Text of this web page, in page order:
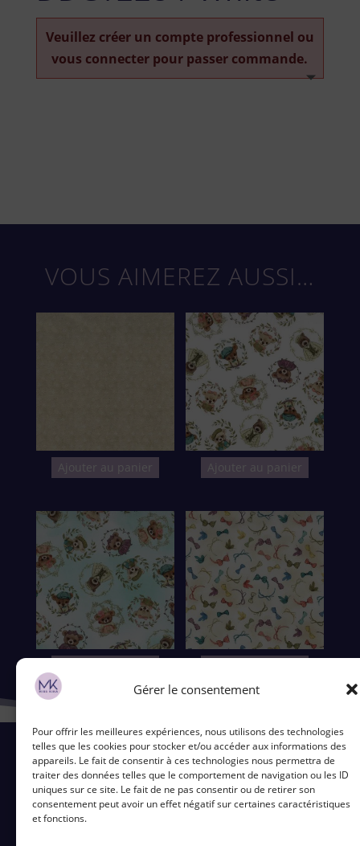
Gérer le consentement
Pour offrir les meilleures expériences, nous utilisons des technologies
telles que les cookies pour stocker et/ou accéder aux informations des
appareils. Le fait de consentir à ces technologies nous permettra de
traiter des données telles que le comportement de navigation ou les ID
uniques sur ce site. Le fait de ne pas consentir ou de retirer son
consentement peut avoir un effet négatif sur certaines caractéristiques
et fonctions.
Veuillez créer un compte professionnel ou
vous connecter pour passer commande.
VOUS AIMEREZ AUSSI…
Ajouter au panier Ajouter au panier
Contact
5 Bd du Ronceray, 49100 Angers